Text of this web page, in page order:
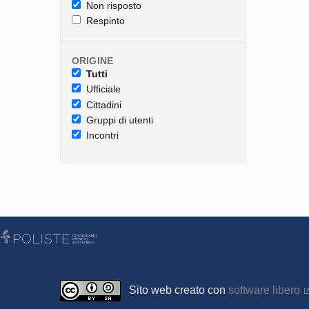
Non risposto
Respinto
ORIGINE
Tutti
Ufficiale
Cittadini
Gruppi di utenti
Incontri
Sito web creato con software libero